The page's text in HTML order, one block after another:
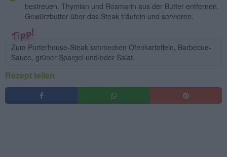
bestreuen. Thymian und Rosmarin aus der Butter entfernen.
Gewürzbutter über das Steak träufeln und servieren.
Zum Porterhouse-Steak schmecken Ofenkartoffeln, Barbecue-
Sauce, grüner Spargel und/oder Salat.
Rezept teilen